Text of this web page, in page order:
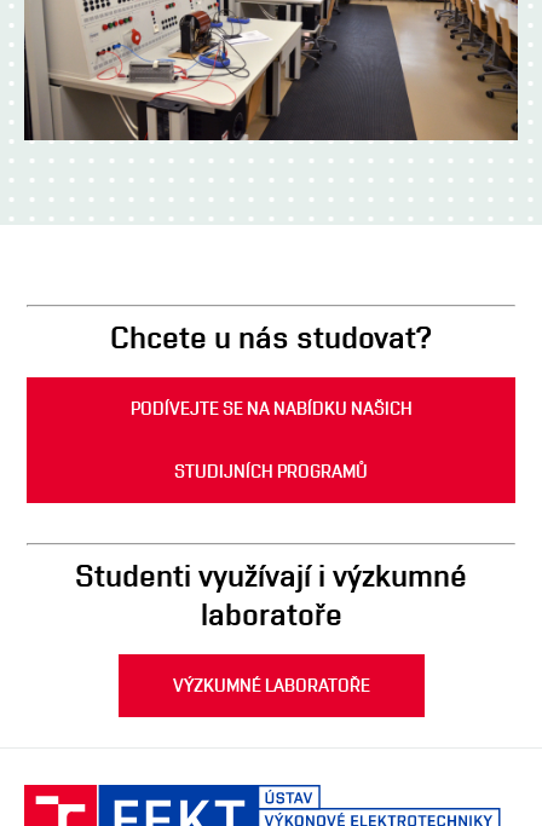
Chcete u nás studovat?
PODÍVEJTE SE NA NABÍDKU NAŠICH
STUDIJNÍCH PROGRAMŮ
Studenti využívají i výzkumné
laboratoře
VÝZKUMNÉ LABORATOŘE